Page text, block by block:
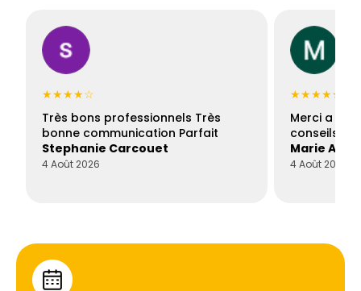
★★★★☆
Très bons professionnels Très
bonne communication Parfait
Stephanie Carcouet
4 Août 2026
★★★★★
Merci a
conseils
Marie
4 Août 2026